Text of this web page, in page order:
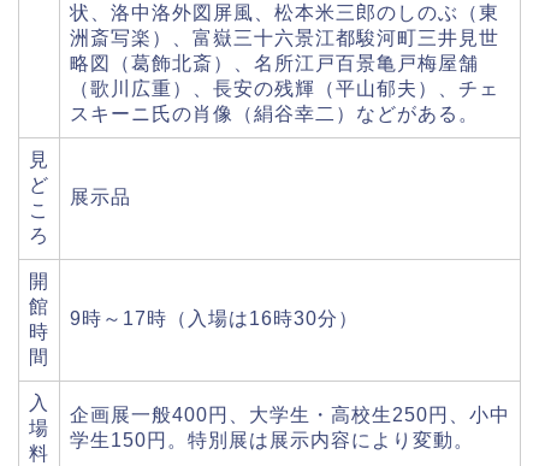
状、洛中洛外図屏風、松本米三郎のしのぶ（東
洲斎写楽）、富嶽三十六景江都駿河町三井見世
略図（葛飾北斎）、名所江戸百景亀戸梅屋舗
（歌川広重）、長安の残輝（平山郁夫）、チェ
スキーニ氏の肖像（絹谷幸二）などがある。
見
ど
こ
ろ
展示品
開
館
時
間
9時～17時（入場は16時30分）
入
場
料
企画展一般400円、大学生・高校生250円、小中
学生150円。特別展は展示内容により変動。